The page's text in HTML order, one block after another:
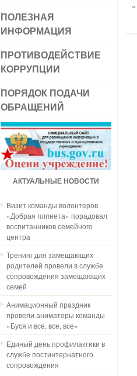
ПОЛЕЗНАЯ
ИНФОРМАЦИЯ
ПРОТИВОДЕЙСТВИЕ
КОРРУПЦИИ
ПОРЯДОК ПОДАЧИ
ОБРАЩЕНИЙ
АКТУАЛЬНЫЕ НОВОСТИ
Визит команды волонтеров
«Добрая плпнета» порадовал
воспитанников семейного
центра
Тренинг для замещающих
родителей провели в службе
сопровождения замещающих
семей
Анимационный праздник
провели аниматоры команды
«Буся и все, все, все»
Единый день профилактики в
службе постинтернатного
сопровождения
«